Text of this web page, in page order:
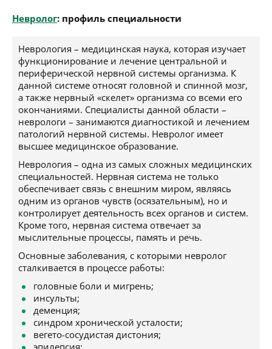
Невролог: профиль специальности
Неврология – медицинская наука, которая изучает
функционирование и лечение центральной и
периферической нервной системы организма. К
данной системе относят головной и спинной мозг,
а также нервный «скелет» организма со всеми его
окончаниями. Специалисты данной области –
неврологи – занимаются диагностикой и лечением
патологий нервной системы. Невролог имеет
высшее медицинское образование.
Неврология – одна из самых сложных медицинских
специальностей. Нервная система не только
обеспечивает связь с внешним миром, являясь
одним из органов чувств (осязательным), но и
контролирует деятельность всех органов и систем.
Кроме того, нервная система отвечает за
мыслительные процессы, память и речь.
Основные заболевания, с которыми невролог
сталкивается в процессе работы:
головные боли и мигрень;
инсульты;
деменция;
синдром хронической усталости;
вегето-сосудистая дистония;
эпилепсия;